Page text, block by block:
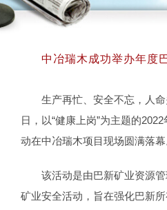
中冶瑞木成功举办年度
生产再忙、安全不忘，人
日，以“健康上岗”为主题的
动在中冶瑞木项目现场圆满落幕
该活动是由巴新矿业资源
矿业安全活动，旨在强化巴新